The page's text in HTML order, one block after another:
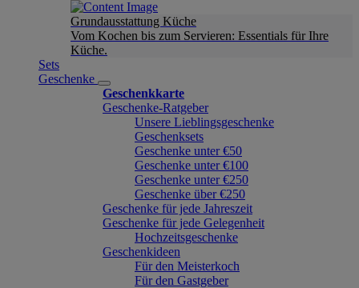
Grundausstattung Küche
Vom Kochen bis zum Servieren: Essentials für Ihre
Küche.
Sets
Geschenke
Geschenkkarte
Geschenke-Ratgeber
Unsere Lieblingsgeschenke
Geschenksets
Geschenke unter €50
Geschenke unter €100
Geschenke unter €250
Geschenke über €250
Geschenke für jede Jahreszeit
Geschenke für jede Gelegenheit
Hochzeitsgeschenke
Geschenkideen
Für den Meisterkoch
Für den Gastgeber